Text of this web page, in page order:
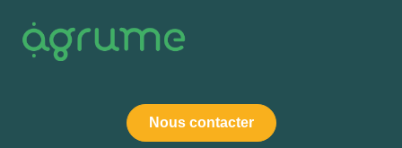
Nous contacter